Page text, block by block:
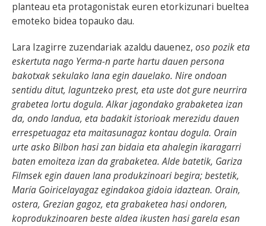
planteau eta protagonistak euren etorkizunari bueltea
emoteko bidea topauko dau.
Lara Izagirre zuzendariak azaldu dauenez, oso pozik eta
eskertuta nago Yerma-n parte hartu dauen persona
bakotxak sekulako lana egin dauelako. Nire ondoan
sentidu ditut, laguntzeko prest, eta uste dot gure neurrira
grabetea lortu dogula. Alkar jagondako grabaketea izan
da, ondo landua, eta badakit istorioak merezidu dauen
errespetuagaz eta maitasunagaz kontau dogula. Orain
urte asko Bilbon hasi zan bidaia eta ahalegin ikaragarri
baten emoiteza izan da grabaketea. Alde batetik, Gariza
Filmsek egin dauen lana produkzinoari begira; bestetik,
María Goiricelayagaz egindakoa gidoia idaztean. Orain,
ostera, Grezian gagoz, eta grabaketea hasi ondoren,
koprodukzinoaren beste aldea ikusten hasi garela esan